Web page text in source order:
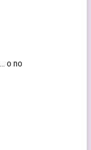
o no